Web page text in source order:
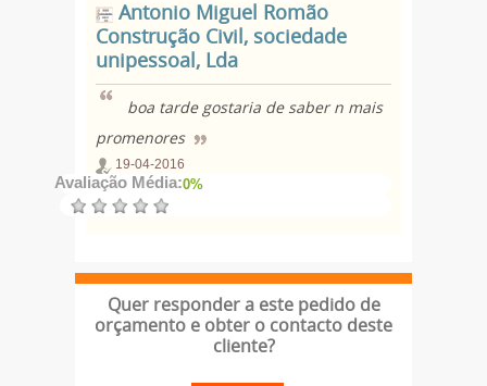
Antonio Miguel Romão
Construção Civil, sociedade
unipessoal, Lda
boa tarde gostaria de saber n mais
promenores
19-04-2016
Avaliação Média:0%
Quer responder a este pedido de
orçamento e obter o contacto deste
cliente?